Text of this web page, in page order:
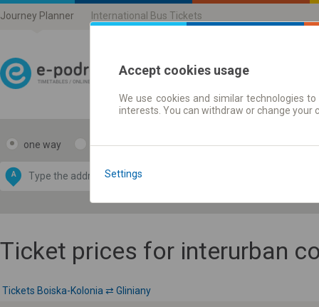
Journey Planner International Bus Tickets
Journey planner |
one way return
A
by
OpenStreetMap
Ticket prices for interurban
Tickets Boiska-Kolonia ⇄ Gliniany
Accept cookies usage
We use cookies and similar technologies
interests. You can withdraw or change
Settings